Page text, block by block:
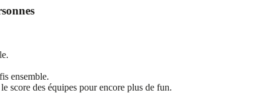
ensemble.
score des équipes pour encore plus de fun.